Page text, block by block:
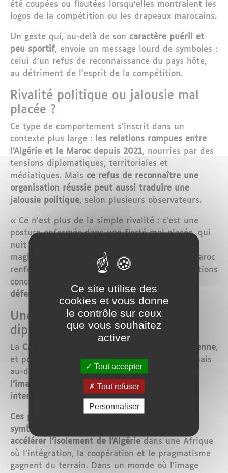
été coupées ou floutées lorsqu’elles montraient les
logos de la compétition ou les drapeaux marocains.
Un geste qui, au-delà de son caractère puéril et
peu sportif, envoie un message lourd de symboles :
celui d’un refus de reconnaissance du pays hôte,
au détriment de l’esprit de la compétition.
Rivalité politique ou jalousie mal
placée ?
Ce type de comportement s’inscrit dans un
contexte plus large :
les relations rompues entre
l’Algérie et le Maroc depuis 2021, nourries par des
tensions diplomatiques, territoriales et
médiatiques. Mais ce refus de reconnaître une
organisation réussie peut aussi traduire une
jalousie politique, selon plusieurs observateurs.
« Ce n’est plus de la simple rivalité : c’est une
posture enfermée dans une fierté mal placée, qui
nuit à l’image du pays », explique un analyste
maghrébin basé à Bruxelles. Pendant que le Maroc
renforce son influence continentale par des actions
concrètes, l’Algérie
défensives
et les provocations symboliques.
Une attitude à haut risque
diplomatique et symbolique
La CAF a rappelé à l’ordre la Fédération algérienne,
et pourrait aller plus loin en cas de récidive. Mais
au-delà des possibles sanctions sportives, c’est
l’image de l’Algérie sur la scène africaine et
internationale qui s’en trouve écornée
Ces prises de position non fondées, ces gestes
symboliques déplacés, peuvent contribuer à
accélérer l’isolement de l’Algérie dans une Afrique
où l’intégration, la coopération et le pragmatisme
gagnent du terrain. Dans un monde où l’image
Ce site utilise des
cookies et vous donne
le contrôle sur ceux
que vous souhaitez
activer
Tout accepter
Tout refuser
Personnaliser